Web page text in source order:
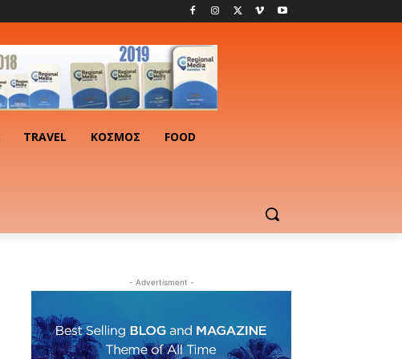
TRAVEL ΚΟΣΜΟΣ FOOD
- Advertisment -